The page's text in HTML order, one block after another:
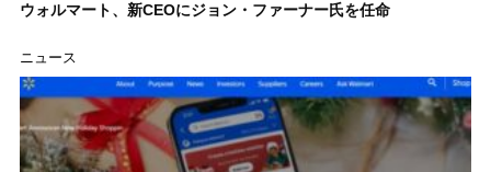
ウォルマート、新CEOにジョン・ファーナー氏を任命
ニュース